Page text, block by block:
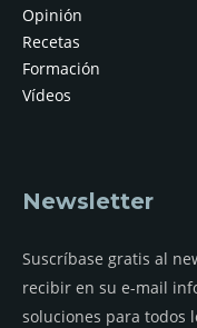
Opinión
Recetas
Formación
Vídeos
Newsletter
Suscríbase gratis al
recibir en su e-mail
soluciones para todos